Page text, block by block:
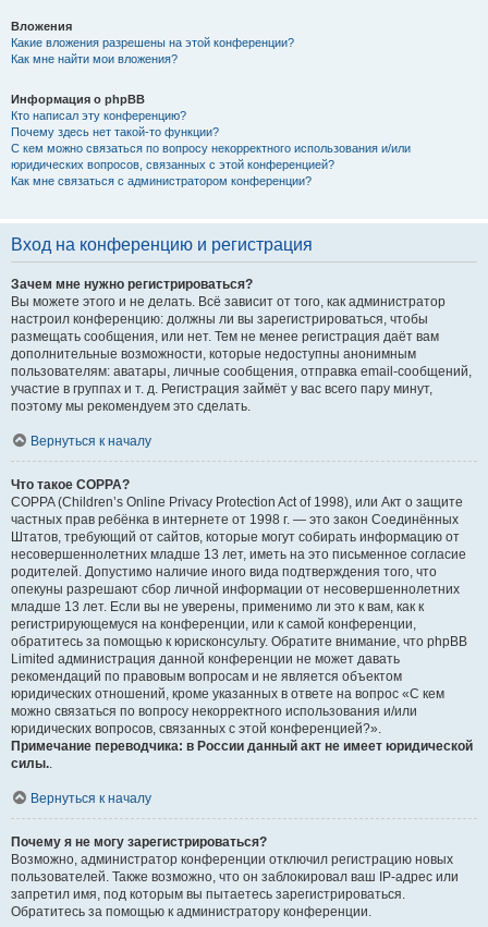
Вложения
Какие вложения разрешены на этой конференции?
Как мне найти мои вложения?
Информация о phpBB
Кто написал эту конференцию?
Почему здесь нет такой-то функции?
С кем можно связаться по вопросу некорректного использования и/или
юридических вопросов, связанных с этой конференцией?
Как мне связаться с администратором конференции?
Вход на конференцию и регистрация
Зачем мне нужно регистрироваться?
Вы можете этого и не делать. Всё зависит от того, как администратор
настроил конференцию: должны ли вы зарегистрироваться, чтобы
размещать сообщения, или нет. Тем не менее регистрация даёт вам
дополнительные возможности, которые недоступны анонимным
пользователям: аватары, личные сообщения, отправка email-сообщений,
участие в группах и т. д. Регистрация займёт у вас всего пару минут,
поэтому мы рекомендуем это сделать.
Вернуться к началу
Что такое COPPA?
COPPA (Children’s Online Privacy Protection Act of 1998), или Акт о защите
частных прав ребёнка в интернете от 1998 г. — это закон Соединённых
Штатов, требующий от сайтов, которые могут собирать информацию от
несовершеннолетних младше 13 лет, иметь на это письменное согласие
родителей. Допустимо наличие иного вида подтверждения того, что
опекуны разрешают сбор личной информации от несовершеннолетних
младше 13 лет. Если вы не уверены, применимо ли это к вам, как к
регистрирующемуся на конференции, или к самой конференции,
обратитесь за помощью к юрисконсульту. Обратите внимание, что phpBB
Limited администрация данной конференции не может давать
рекомендаций по правовым вопросам и не является объектом
юридических отношений, кроме указанных в ответе на вопрос «С кем
можно связаться по вопросу некорректного использования и/или
юридических вопросов, связанных с этой конференцией?».
Примечание переводчика: в России данный акт не имеет юридической
силы..
Вернуться к началу
Почему я не могу зарегистрироваться?
Возможно, администратор конференции отключил регистрацию новых
пользователей. Также возможно, что он заблокировал ваш IP-адрес или
запретил имя, под которым вы пытаетесь зарегистрироваться.
Обратитесь за помощью к администратору конференции.